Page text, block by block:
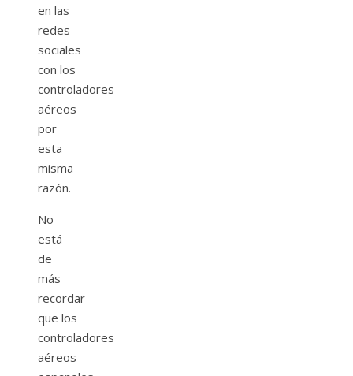
en las
redes
sociales
con los
controladores
aéreos
por
esta
misma
razón.
No
está
de
más
recordar
que los
controladores
aéreos